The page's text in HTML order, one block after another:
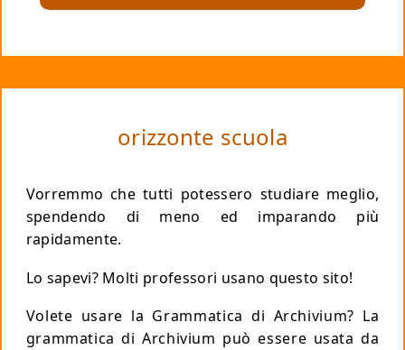
orizzonte scuola
Vorremmo che tutti potessero studiare meglio,
spendendo di meno ed imparando più
rapidamente.
Lo sapevi? Molti professori usano questo sito!
Volete usare la Grammatica di Archivium? La
grammatica di Archivium può essere usata da